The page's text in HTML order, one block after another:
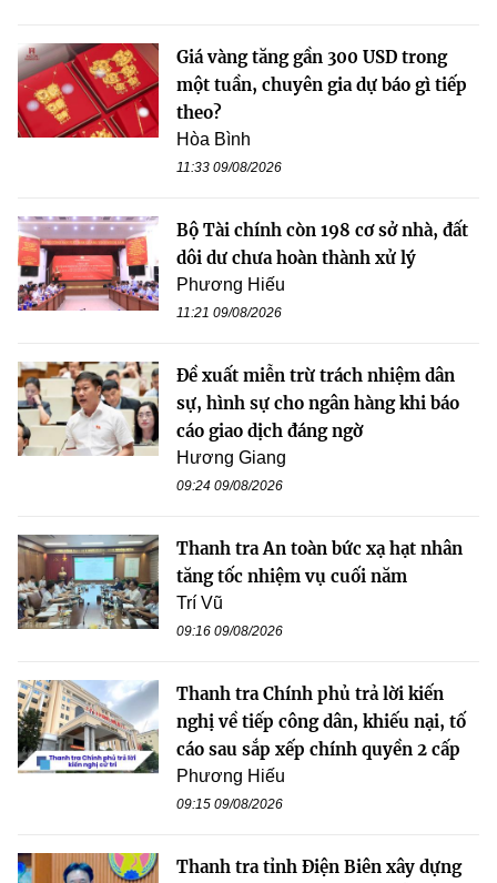
Giá vàng tăng gần 300 USD trong
một tuần, chuyên gia dự báo gì tiếp
theo?
Hòa Bình
11:33 09/08/2026
Bộ Tài chính còn 198 cơ sở nhà, đất
dôi dư chưa hoàn thành xử lý
Phương Hiếu
11:21 09/08/2026
Đề xuất miễn trừ trách nhiệm dân
sự, hình sự cho ngân hàng khi báo
cáo giao dịch đáng ngờ
Hương Giang
09:24 09/08/2026
Thanh tra An toàn bức xạ hạt nhân
tăng tốc nhiệm vụ cuối năm
Trí Vũ
09:16 09/08/2026
Thanh tra Chính phủ trả lời kiến
nghị về tiếp công dân, khiếu nại, tố
cáo sau sắp xếp chính quyền 2 cấp
Phương Hiếu
09:15 09/08/2026
Thanh tra tỉnh Điện Biên xây dựng